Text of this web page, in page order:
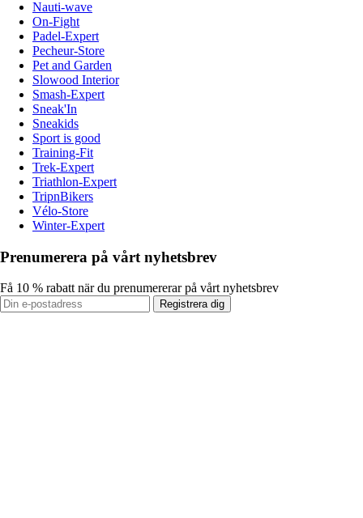
Nauti-wave
On-Fight
Padel-Expert
Pecheur-Store
Pet and Garden
Slowood Interior
Smash-Expert
Sneak'In
Sneakids
Sport is good
Training-Fit
Trek-Expert
Triathlon-Expert
TripnBikers
Vélo-Store
Winter-Expert
Prenumerera på vårt nyhetsbrev
Få 10 % rabatt när du prenumererar på vårt nyhetsbrev
Registrera dig